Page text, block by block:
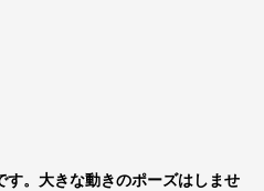
す。大きな動きのポーズはしませ